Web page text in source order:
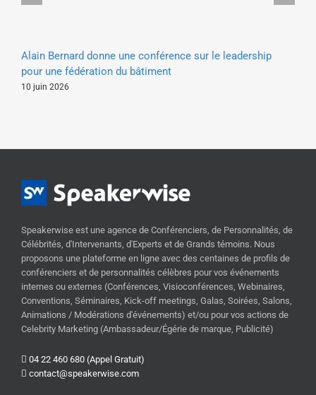
Alain Bernard donne une conférence sur le leadership
pour une fédération du bâtiment
10 juin 2026
Speakerwise est une agence de Conférenciers, de Personnalités, de
Célébrités, d'Intervenants, d'Experts et de Grands témoins. Nous
proposons une plateforme en ligne avec des centaines de profils de
conférenciers et de personnalités célèbres pour vos événements
internes ou externes (Conférences, Visioconférences, Webinaires,
Conventions, Séminaires, Kick-off meetings, Galas, Soirées, Salons,
Animations / Modérations d'événements) et/ou pour vos actions de
Celebrity Marketing (Ambassadeur/Égérie de marque, Publicité)
04 22 460 680 (Appel Gratuit)
contact@speakerwise.com